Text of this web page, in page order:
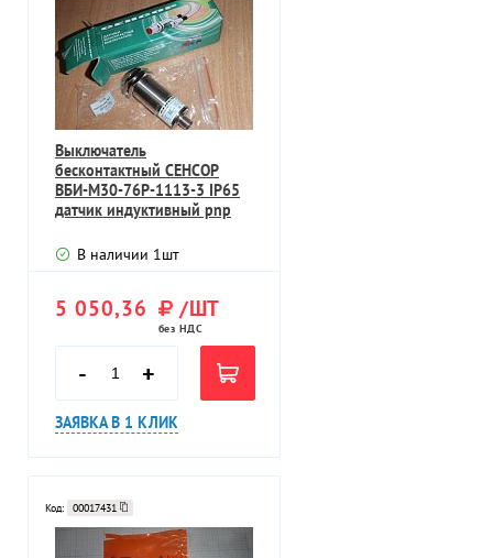
Выключатель
бесконтактный СЕНСОР
ВБИ-М30-76Р-1113-3 IP65
датчик индуктивный pnp
В наличии 1шт
5 050,36 /ШТ
без НДС
- +
ЗАЯВКА В 1 КЛИК
Код: 00017431